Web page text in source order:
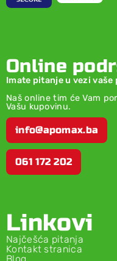
Online
Imate pitanje u vezi
Naš online tim će Vam
Vašu kupovinu.
info@apomax.ba
061 172 202
Linkovi
Najčešća pitanja
Kontakt stranica